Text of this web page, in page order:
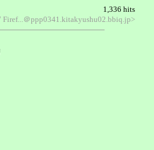
1,336 hits
＠ppp0341.kitakyushu02.bbiq.jp>